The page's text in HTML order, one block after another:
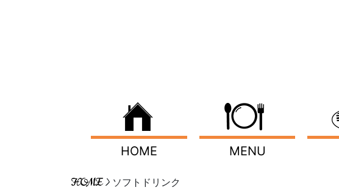
HOME MENU
HOME> ソフトドリンク